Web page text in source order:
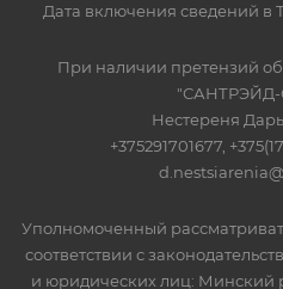
Дата включения сведений в
При наличии претензий
Нестереня
+375291701677,
Уполномоченный
соответствии с
и юридических лиц: Минский